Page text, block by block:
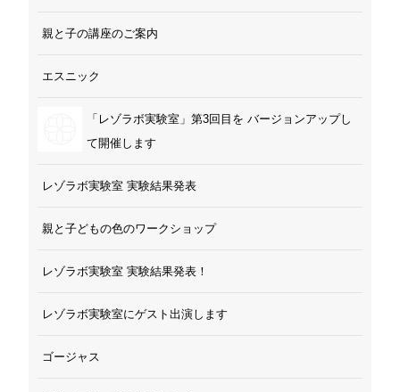
親と子の講座のご案内
エスニック
「レゾラボ実験室」第3回目を バージョンアップし
て開催します
レゾラボ実験室 実験結果発表
親と子どもの色のワークショップ
レゾラボ実験室 実験結果発表！
レゾラボ実験室にゲスト出演します
ゴージャス